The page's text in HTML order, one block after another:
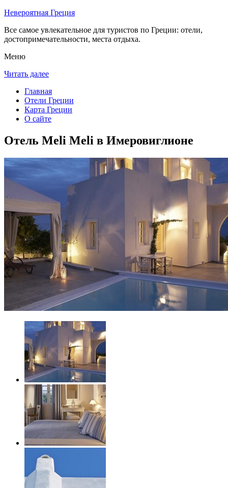
Невероятная Греция
Все самое увлекательное для туристов по Греции: отели,
достопримечательности, места отдыха.
Меню
Читать далее
Главная
Отели Греции
Карта Греции
О сайте
Отель Meli Meli в Имеровиглионе